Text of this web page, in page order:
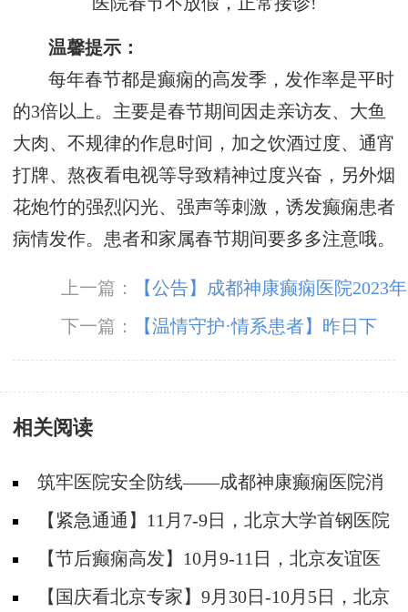
温馨提示：
每年春节都是癫痫的高发季，发作率是平时
的3倍以上。主要是春节期间因走亲访友、大鱼
大肉、不规律的作息时间，加之饮酒过度、通宵
打牌、熬夜看电视等导致精神过度兴奋，另外烟
花炮竹的强烈闪光、强声等刺激，诱发癫痫患者
病情发作。患者和家属春节期间要多多注意哦。
上一篇：
【公告】成都神康癫痫医院2023年
元旦假期正常接诊
下一篇：
【温情守护·情系患者】昨日下
午，「成都癫痫病医院」我院组织召开公休座谈
相关阅读
筑牢医院安全防线——成都神康癫痫医院消
防安全培训纪实
【紧急通通】11月7-9日，北京大学首钢医院
神经内科胡颖教授亲临成都会诊，破解癫痫疑难
【节后癫痫高发】10月9-11日，北京友谊医
院陈葵博士免费会诊+治疗援助，破解癫痫难
【国庆看北京专家】9月30日-10月5日，北京